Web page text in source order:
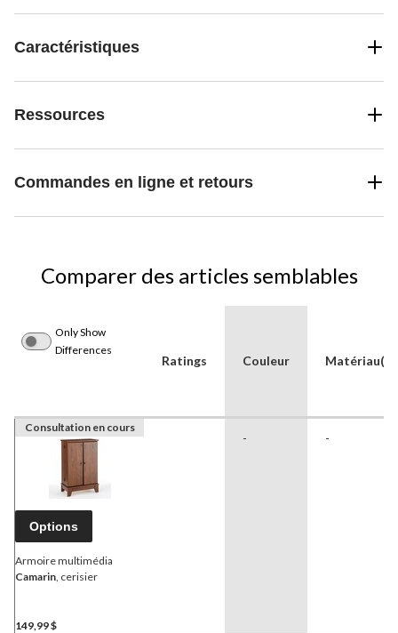
Caractéristiques
Ressources
Commandes en ligne et retours
Comparer des articles semblables
Only Show
Differences
Ratings Couleur Matériau(x)
Consultation en cours
Options
Armoire multimédia
Camarin , cerisier
149,99 $
- -